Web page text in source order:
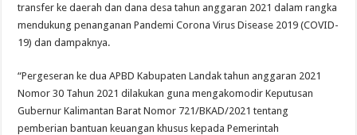
transfer ke daerah dan dana desa tahun anggaran 2021 dalam rangka
mendukung penanganan Pandemi Corona Virus Disease 2019 (COVID-
19) dan dampaknya.
“Pergeseran ke dua APBD Kabupaten Landak tahun anggaran 2021
Nomor 30 Tahun 2021 dilakukan guna mengakomodir Keputusan
Gubernur Kalimantan Barat Nomor 721/BKAD/2021 tentang
pemberian bantuan keuangan khusus kepada Pemerintah